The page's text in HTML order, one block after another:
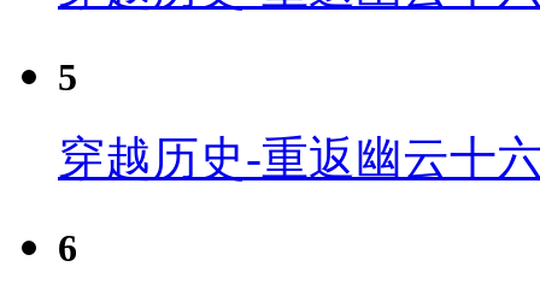
5
穿越历史-重返幽云十
6